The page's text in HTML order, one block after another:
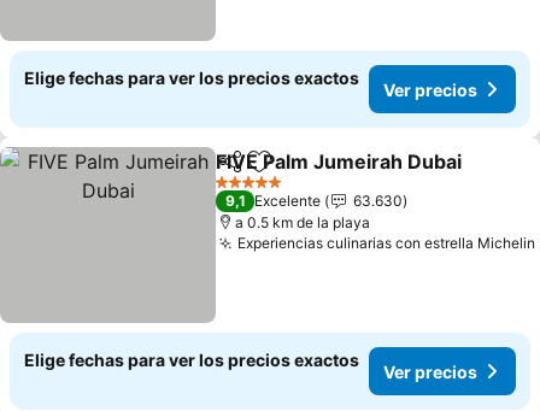
Elige fechas para ver los precios exactos
Ver precios
CompartirAgregar a favoritos
FIVE Palm Jumeirah Dubai
5 Estrellas
9,1 Excelente
63.630
a 0.5 km de la playa
Experiencias culinarias con estrella Michelin
Elige fechas para ver los precios exactos
Ver precios